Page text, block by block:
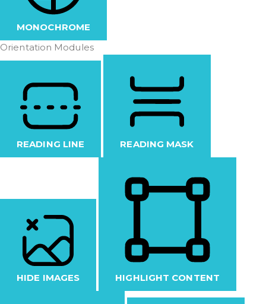
MONOCHROME
Orientation Modules
READING LINE READING MASK
HIDE IMAGES HIGHLIGHT CONTENT